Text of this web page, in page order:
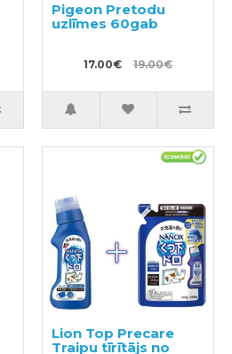
Pigeon Pretodu
uzlīmes 60gab
17.00€ 19.00€
Lion Top Precare
Traipu tīrītājs no